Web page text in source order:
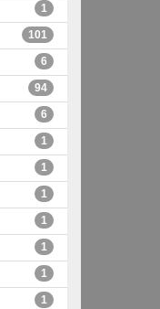
1
101
6
94
6
1
1
1
1
1
1
1